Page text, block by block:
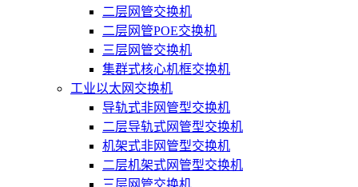
二层网管交换机
二层网管POE交换机
三层网管交换机
集群式核心机框交换机
工业以太网交换机
导轨式非网管型交换机
二层导轨式网管型交换机
机架式非网管型交换机
二层机架式网管型交换机
三层网管交换机